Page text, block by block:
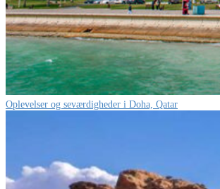
Oplevelser og seværdigheder i Doha, Qatar